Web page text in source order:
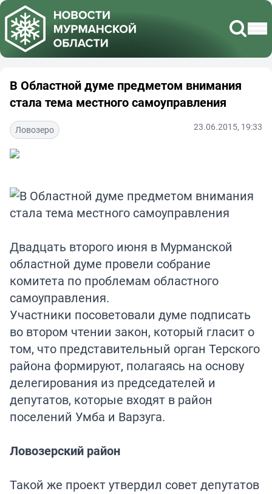
В Областной думе предметом внимания
стала тема местного самоуправления
Ловозеро 23.06.2015, 19:33
Двадцать второго июня в Мурманской
областной думе провели собрание
комитета по проблемам областного
самоуправления.
Участники посоветовали думе подписать
во втором чтении закон, который гласит о
том, что представительный орган Терского
района формируют, полагаясь на основу
делегирования из председателей и
депутатов, которые входят в район
поселений Умба и Варзуга.
Ловозерский район
Такой же проект утвердил совет депутатов